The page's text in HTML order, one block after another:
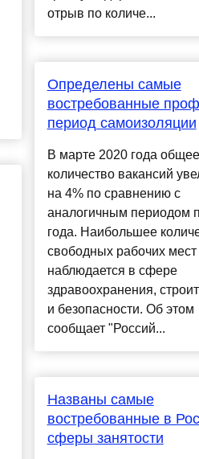
отрыв по количе...
Определены самые
востребованные
период самоизоляции
В марте 2020 года общее
количество вакансий
на 4% по сравнению с
аналогичным периодом
года. Наибольшее
свободных рабочих мест
наблюдается в сфере
здравоохранения,
и безопасности. Об этом
сообщает "Россий...
Названы самые
востребованные в
сферы занятости